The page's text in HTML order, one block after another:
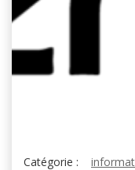
Catégorie :